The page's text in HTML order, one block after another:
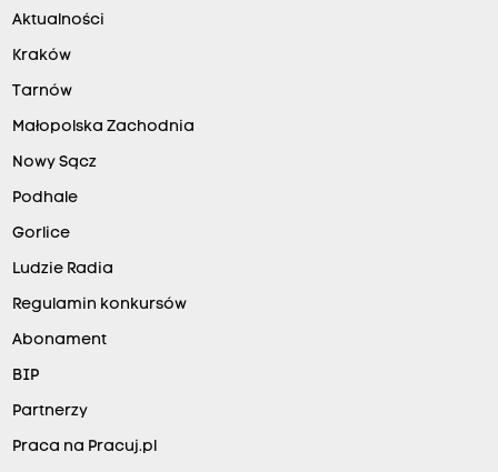
Aktualności
Kraków
Tarnów
Małopolska Zachodnia
Nowy Sącz
Podhale
Gorlice
Ludzie Radia
Regulamin konkursów
Abonament
BIP
Partnerzy
Praca na Pracuj.pl